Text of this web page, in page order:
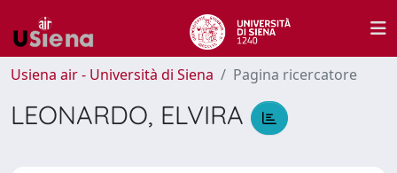
Usiena air - Università di Siena Pagina ricercatore
LEONARDO, ELVIRA